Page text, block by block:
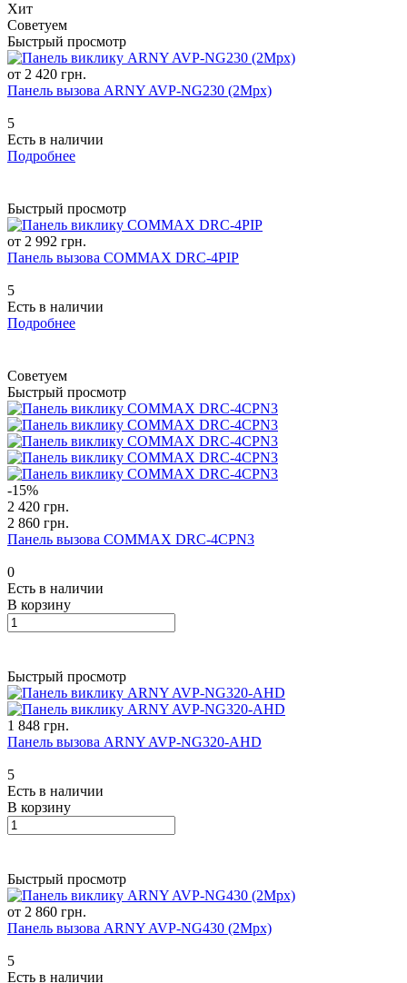
Хит
Советуем
Быстрый просмотр
от 2 420 грн.
Панель вызова ARNY AVP-NG230 (2Mpx)
5
Есть в наличии
Подробнее
Быстрый просмотр
от 2 992 грн.
Панель вызова COMMAX DRC-4PIP
5
Есть в наличии
Подробнее
Советуем
Быстрый просмотр
-15%
2 420 грн.
2 860 грн.
Панель вызова COMMAX DRC-4CPN3
0
Есть в наличии
В корзину
Быстрый просмотр
1 848 грн.
Панель вызова ARNY AVP-NG320-AHD
5
Есть в наличии
В корзину
Быстрый просмотр
от 2 860 грн.
Панель вызова ARNY AVP-NG430 (2Mpx)
5
Есть в наличии